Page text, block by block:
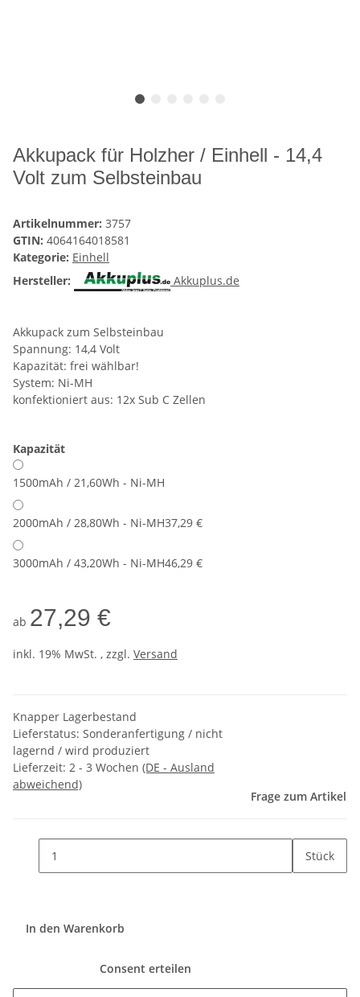
Akkupack für Holzher / Einhell - 14,4
Volt zum Selbsteinbau
Artikelnummer: 3757
GTIN: 4064164018581
Kategorie: Einhell
Hersteller:
Akkuplus.de
Akkupack zum Selbsteinbau
Spannung: 14,4 Volt
Kapazität: frei wählbar!
System: Ni-MH
konfektioniert aus: 12x Sub C Zellen
Kapazität
1500mAh / 21,60Wh - Ni-MH
2000mAh / 28,80Wh - Ni-MH37,29 €
3000mAh / 43,20Wh - Ni-MH46,29 €
ab 27,29 €
inkl. 19% MwSt. , zzgl. Versand
Knapper Lagerbestand
Lieferstatus: Sonderanfertigung / nicht
lagernd / wird produziert
Lieferzeit: 2 - 3 Wochen (DE - Ausland
abweichend)
Frage zum Artikel
Stück
In den Warenkorb
Consent erteilen